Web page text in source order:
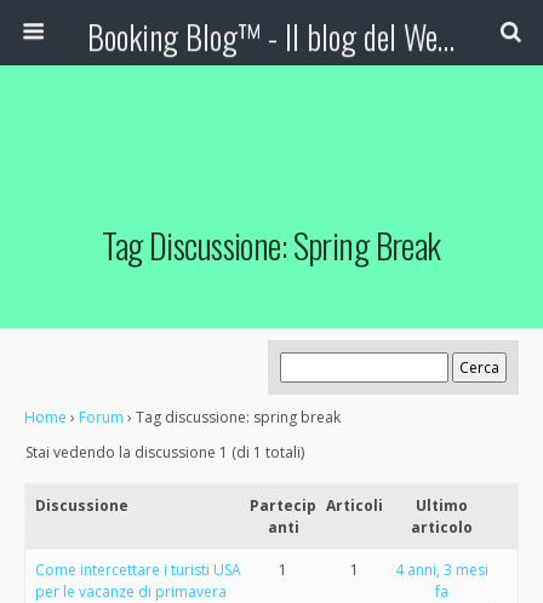
Booking Blog™ - Il blog del Web Marketing Turistico
Tag Discussione: Spring Break
Home › Forum › Tag discussione: spring break
Stai vedendo la discussione 1 (di 1 totali)
Discussione
Partecip
anti
Articoli
Ultimo
articolo
Come intercettare i turisti USA
per le vacanze di primavera
1 1
4 anni, 3 mesi
fa